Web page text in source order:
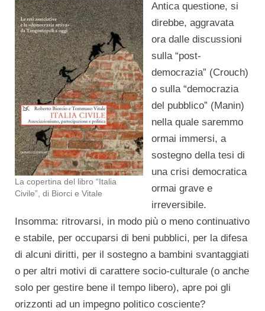
La copertina del libro “Italia
Civile”, di Biorci e Vitale
Antica questione, si
direbbe, aggravata
ora dalle discussioni
sulla “post-
democrazia” (Crouch)
o sulla “democrazia
del pubblico” (Manin)
nella quale saremmo
ormai immersi, a
sostegno della tesi di
una crisi democratica
ormai grave e
irreversibile.
Insomma: ritrovarsi, in modo più o meno continuativo
e stabile, per occuparsi di beni pubblici, per la difesa
di alcuni diritti, per il sostegno a bambini svantaggiati
o per altri motivi di carattere socio-culturale (o anche
solo per gestire bene il tempo libero), apre poi gli
orizzonti ad un impegno politico cosciente?